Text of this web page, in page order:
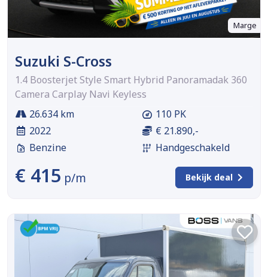
Marge
Suzuki S-Cross
1.4 Boosterjet Style Smart Hybrid Panoramadak 360
Camera Carplay Navi Keyless
26.634 km
2022
Benzine
110 PK
€ 21.890,-
Handgeschakeld
€ 415 p/m Bekijk deal